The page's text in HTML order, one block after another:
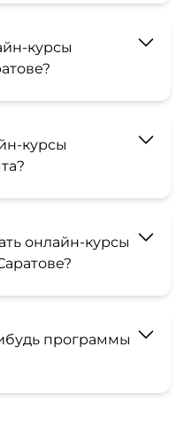
курсы
курсы
онлайн-курсы
программы